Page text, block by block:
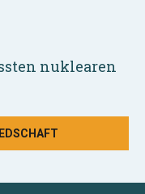
nuklearen